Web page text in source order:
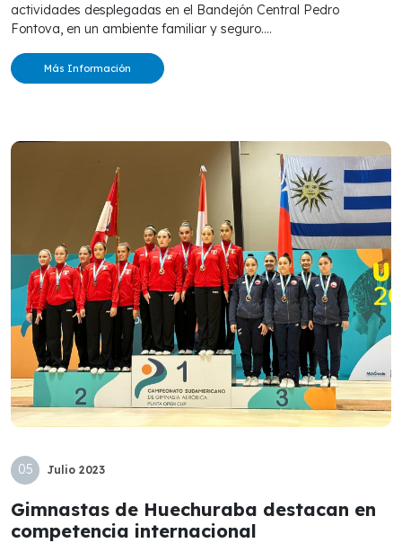
actividades desplegadas en el Bandejón Central Pedro
Fontova, en un ambiente familiar y seguro....
Más Información
05 Julio 2023
Gimnastas de Huechuraba destacan en
competencia internacional